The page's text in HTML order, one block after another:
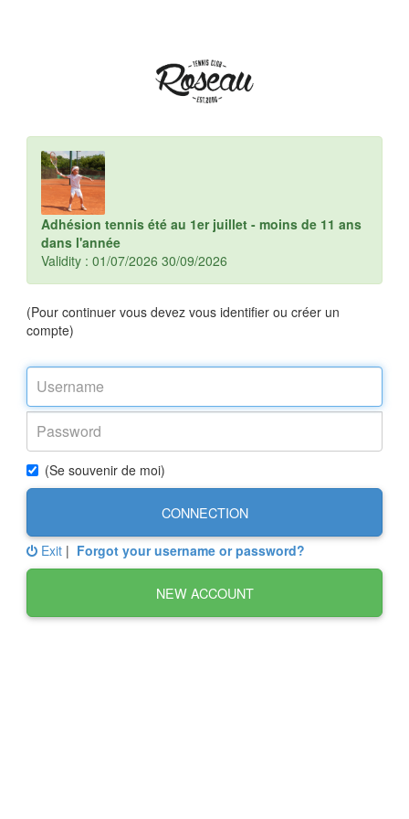
Adhésion tennis été au 1er juillet - moins de 11 ans
dans l'année
Validity : 01/07/2026 30/09/2026
(Pour continuer vous devez vous identifier ou créer un
compte)
(Se souvenir de moi)
CONNECTION
Exit | Forgot your username or password?
NEW ACCOUNT